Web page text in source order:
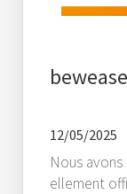
12/05/2025
Nous
ellement